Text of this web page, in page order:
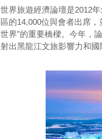
世界旅遊經濟論壇是2012
區的14,000位與會者出席
世界”的重要橋樑。今年，
射出黑龍江文旅影響力和